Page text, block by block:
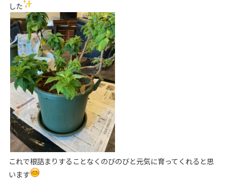
した
これで根詰まりすることなくのびのびと元気に育ってくれると思
います